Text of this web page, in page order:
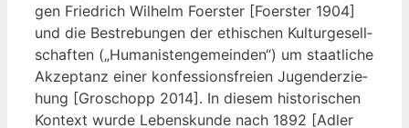
gen Fried­rich Wil­helm Foers­ter [Foers­ter 1904]
und die Bestre­bun­gen der ethi­schen Kul­tur­ge­sell­
schaf­ten („Huma­nis­ten­ge­mein­den“) um staat­li­che
Akzep­tanz einer kon­fes­si­ons­frei­en Jugend­er­zie­
hung [Gro­schopp 2014]. In die­sem his­to­ri­schen
Kon­text wur­de Lebens­kun­de nach 1892 [Adler